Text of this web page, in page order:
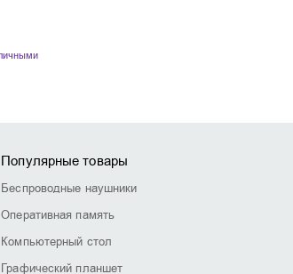
Популярные товары
Беспроводные наушники
Оперативная память
Компьютерный стол
Графический планшет